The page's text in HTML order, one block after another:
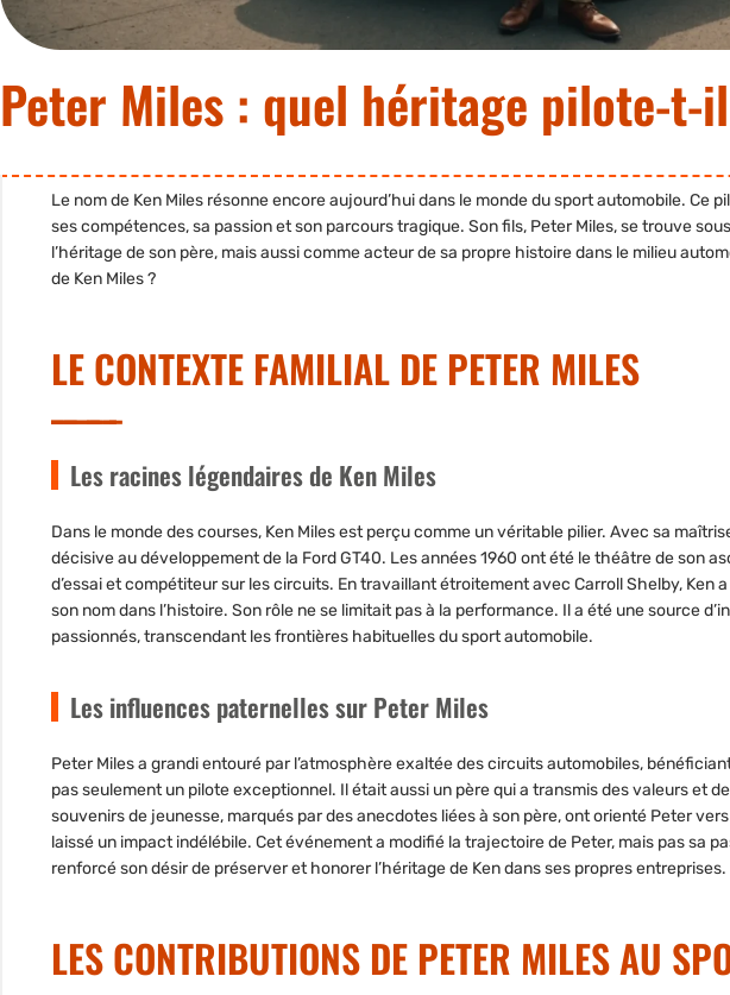
Peter Miles : quel héritage pilote-t-
Le nom de Ken Miles résonne encore aujourd’hui dans le monde du sport automobile. Ce
ses compétences, sa passion et son parcours tragique. Son fils, Peter Miles,se trouve
l’héritage de son père, mais aussi commeacteur de sa propre histoire dans le milieu
de Ken Miles ?
LE CONTEXTE FAMILIAL DE PETER MILES
Les racines légendaires de Ken Miles
Dans le monde des courses, Ken Milesest perçu comme un véritable pilier. Avec sa
décisive au développement de la Ford GT40. Les années 1960 ont été le théâtre de son
d’essai et compétiteur sur les circuits. En travaillant étroitement avec Carroll Shelby, Ken
son nom dans l’histoire. Son rôle ne se limitait pas à la performance. Il a été une source
passionnés, transcendant les frontières habituelles du sport automobile.
Les influences paternelles sur Peter Miles
Peter Miles a grandi entouré par l’atmosphère exaltée des circuits automobiles,
pas seulement un pilote exceptionnel. Il était aussi un père qui a transmisdes valeurs et
souvenirs de jeunesse, marqués par des anecdotes liées à son père, ont orienté Peter
laissé un impact indélébile. Cet événement a modifié la trajectoire de Peter, mais pas sa
renforcé son désir de préserver et honorer l’héritage de Kendans ses propres entreprises.
LES CONTRIBUTIONS DE PETER MILES AU